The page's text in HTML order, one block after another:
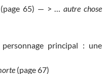
65) — > … autre chose
principal : une
(page 67)